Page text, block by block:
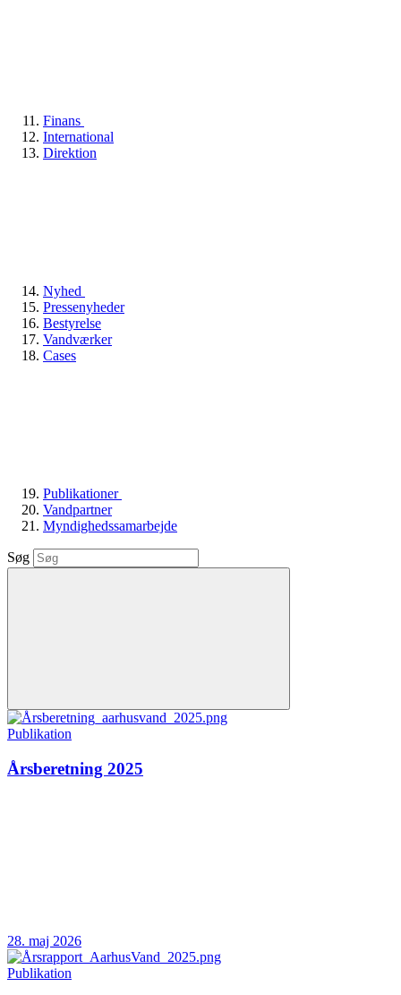
Finans
International
Direktion
Nyhed
Pressenyheder
Bestyrelse
Vandværker
Cases
Publikationer
Vandpartner
Myndighedssamarbejde
Søg
Publikation
Årsberetning 2025
28. maj 2026
Publikation